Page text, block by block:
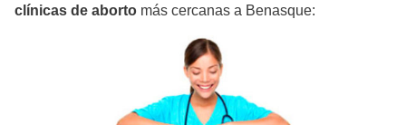
clínicas de aborto más cercanas a Benasque: